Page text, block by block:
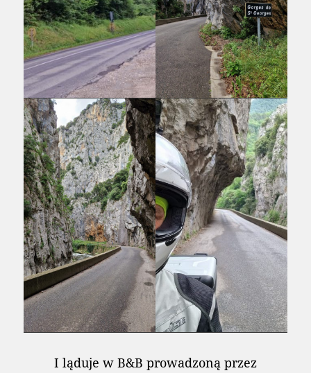
I ląduje w B&B prowadzoną przez